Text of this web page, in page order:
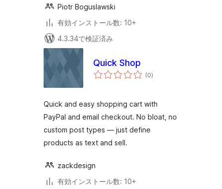
Piotr Boguslawski
有効インストール数: 10+
4.3.34で検証済み
Quick Shop
(0個
の)
Quick and easy shopping cart with
PayPal and email checkout. No bloat, no
custom post types — just define
products as text and sell.
zackdesign
有効インストール数: 10+